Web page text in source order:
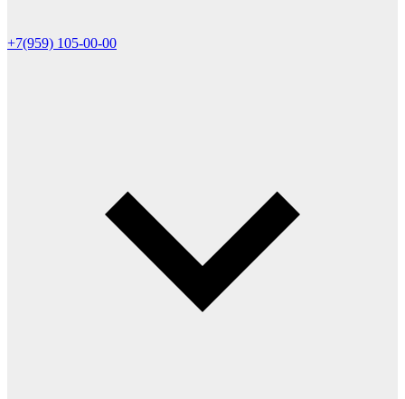
+7(959) 105-00-00